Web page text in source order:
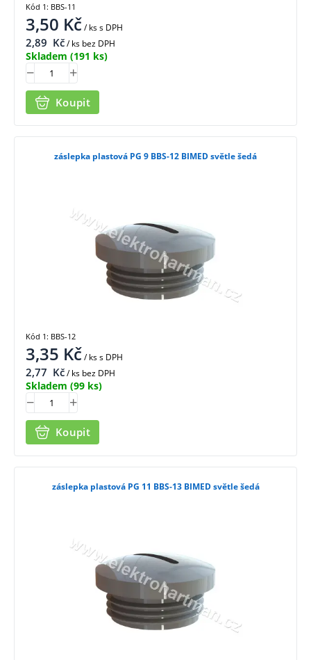
3,50 Kč/ kss DPH
2,89 Kč/ ks bez DPH
Skladem (191 ks)
Koupit
Kód 1: BBS-11
záslepka plastová PG 9 BBS-12 BIMED světle šedá
3,35 Kč/ kss DPH
2,77 Kč/ ks bez DPH
Skladem (99 ks)
Koupit
Kód 1: BBS-12
záslepka plastová PG 11 BBS-13 BIMED světle šedá